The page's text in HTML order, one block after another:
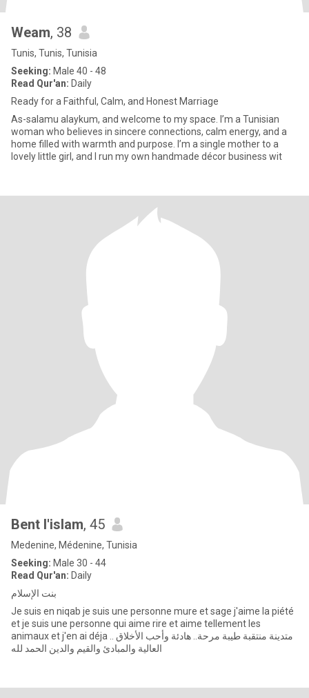
Weam, 38
Tunis, Tunis, Tunisia
Seeking: Male 40 - 48
Read Qur'an: Daily
Ready for a Faithful, Calm, and Honest Marriage
As-salamu alaykum, and welcome to my space. I’m a Tunisian
woman who believes in sincere connections, calm energy, and a
home filled with warmth and purpose. I’m a single mother to a
lovely little girl, and I run my own handmade décor business wit
Bent l'islam, 45
Medenine, Médenine, Tunisia
Seeking: Male 30 - 44
Read Qur'an: Daily
بنت الإسلام
Je suis en niqab je suis une personne mure et sage j'aime la piété
et je suis une personne qui aime rire et aime tellement les
animaux et j'en ai déja .. متدينة منتقبة طيبة مرحة.. هادئة وأحب الأخلاق
العالية والمبادئ والقيم والدين الحمد لله